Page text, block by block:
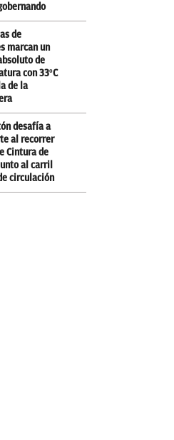
de
marcan un
de
con 33ºC
de la
desafía a
al recorrer
Cintura de
al carril
circulación